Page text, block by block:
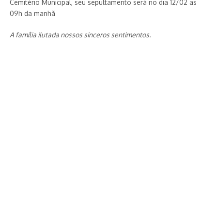
Cemitério Municipal, seu sepultamento será no dia 12/02 as
09h da manhã
A família ilutada nossos sinceros sentimentos.